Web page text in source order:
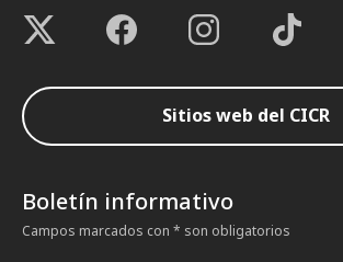
Sitios web del CICR
Boletín informativo
Campos marcados con * son obligatorios